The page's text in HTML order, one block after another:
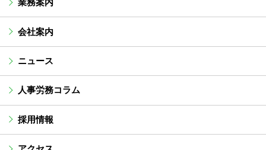
業務案内
会社案内
ニュース
人事労務コラム
採用情報